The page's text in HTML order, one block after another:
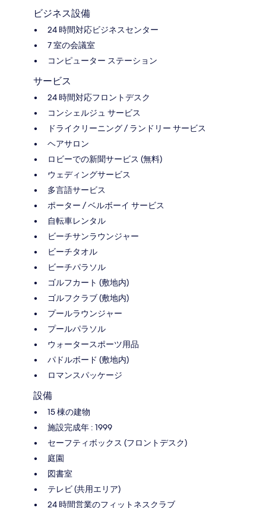
ビジネス設備
24 時間対応ビジネスセンター
7 室の会議室
コンピューター ステーション
サービス
24 時間対応フロントデスク
コンシェルジュ サービス
ドライクリーニング / ランドリー サービス
ヘアサロン
ロビーでの新聞サービス (無料)
ウェディングサービス
多言語サービス
ポーター / ベルボーイ サービス
自転車レンタル
ビーチサンラウンジャー
ビーチタオル
ビーチパラソル
ゴルフカート (敷地内)
ゴルフクラブ (敷地内)
プールラウンジャー
プールパラソル
ウォータースポーツ用品
パドルボード (敷地内)
ロマンスパッケージ
設備
15 棟の建物
施設完成年 : 1999
セーフティボックス (フロントデスク)
庭園
図書室
テレビ (共用エリア)
24 時間営業のフィットネスクラブ